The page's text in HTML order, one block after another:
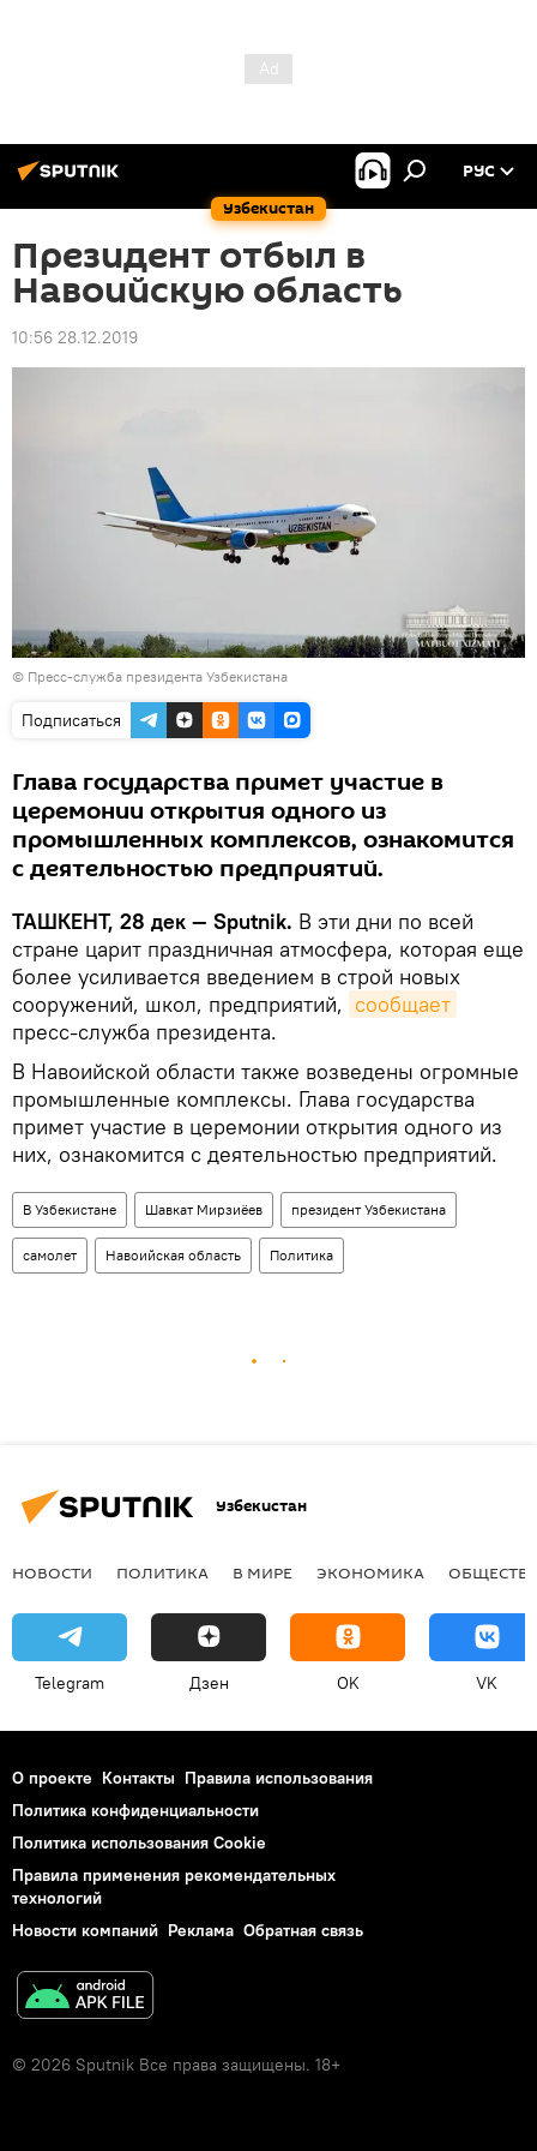
Узбекистан
РУС
Президент отбыл в
Навоийскую область
10:56 28.12.2019
© Пресс-служба президента Узбекистана
Подписаться
Глава государства примет участие в
церемонии открытия одного из
промышленных комплексов, ознакомится
с деятельностью предприятий.
ТАШКЕНТ, 28 дек — Sputnik. В эти дни по всей
стране царит праздничная атмосфера, которая еще
более усиливается введением в строй новых
сооружений, школ, предприятий, сообщает
пресс-служба президента.
В Навоийской области также возведены огромные
промышленные комплексы. Глава государства
примет участие в церемонии открытия одного из
них, ознакомится с деятельностью предприятий.
В Узбекистане Шавкат Мирзиёев президент Узбекистана
самолет Навоийская область Политика
Узбекистан
НОВОСТИ ПОЛИТИКА В МИРЕ ЭКОНОМИКА
Telegram Дзен OK VK
О проекте Контакты Правила использования
Политика конфиденциальности
Политика использования Cookie
Правила применения рекомендательных
технологий
Новости компаний Реклама Обратная связь
© 2026 Sputnik Все права защищены. 18+